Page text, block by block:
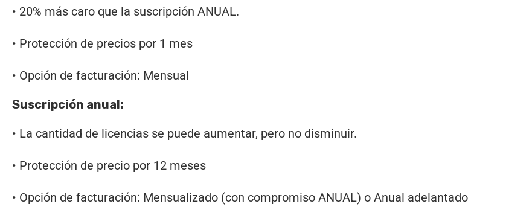
• 20% más caro que la suscripción ANUAL.
• Protección de precios por 1 mes
• Opción de facturación: Mensual
Suscripción anual:
• La cantidad de licencias se puede aumentar, pero no disminuir.
• Protección de precio por 12 meses
• Opción de facturación: Mensualizado (con compromiso ANUAL) o Anual adelantado